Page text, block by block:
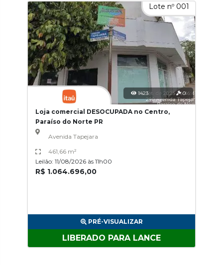
Lote nº 001
1423 0
Loja comercial DESOCUPADA no Centro,
Paraíso do Norte PR
Avenida Tapejara
461,66 m²
Leilão: 11/08/2026 às 11h00
R$ 1.064.696,00
PRÉ-VISUALIZAR
LIBERADO PARA LANCE